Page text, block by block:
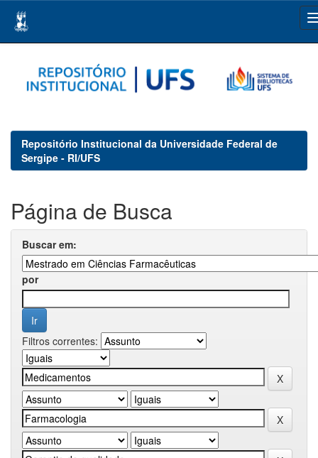
navigation
Repositório Institucional da Universidade Federal de
Sergipe - RI/UFS
Página de Busca
Buscar em:
por
Filtros correntes: